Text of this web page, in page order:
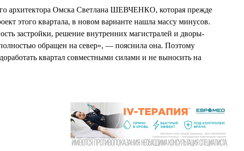
архитектора Омска Светлана ШЕВЧЕНКО, которая прежде
этого квартала, в новом варианте нашла массу минусов.
застройки, решение внутренних магистралей и дворы-
обращен на север», — пояснила она. Поэтому
квартал совместными силами и не выносить на